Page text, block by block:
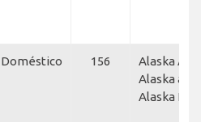
Doméstico 156
Alaska
Alaska
Alaska